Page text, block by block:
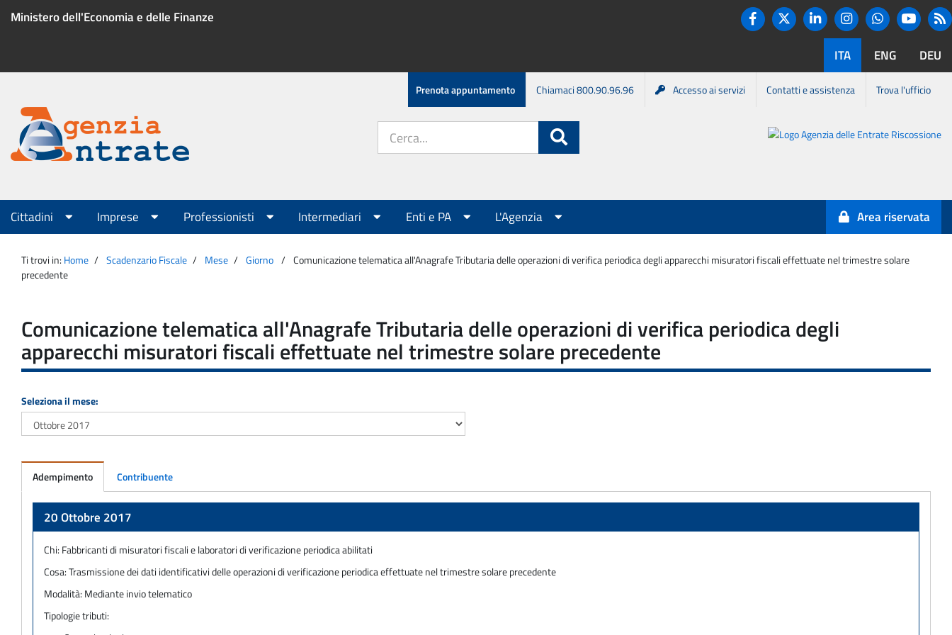
Ministero dell'Economia e delle Finanze
Twitter
LinkedinInstagram
ITA ENG DEU
Menu
servizio
Prenota appuntamento Chiamaci 800.90.96.96 Accesso ai servizi Contatti e assistenza Trova l'ufficio
Agenzia
Entrate
sito:
Agenzia
Entrate-
Riscossione
Menu
principale
Cittadini Imprese Professionisti Intermediari Enti e PA L'Agenzia Area riservata
Ti trovi in: Home Scadenzario Fiscale Mese Giorno
Comunicazione telematica all'Anagrafe Tributaria delle operazioni di verifica periodica degli apparecchi misuratori fiscali effettuate nel trimestre solare
precedente
Comunicazione telematica all'Anagrafe Tributaria delle operazioni di verifica periodica degli
apparecchi misuratori fiscali effettuate nel trimestre solare precedente
Seleziona il mese:
Adempimento Contribuente
20 Ottobre 2017
Chi: Fabbricanti di misuratori fiscali e laboratori di verificazione periodica abilitati
Cosa:Trasmissione dei dati identificativi delle operazioni di verificazione periodica effettuate nel trimestre solare precedente
Modalità: Mediante invio telematico
Tipologie tributi: